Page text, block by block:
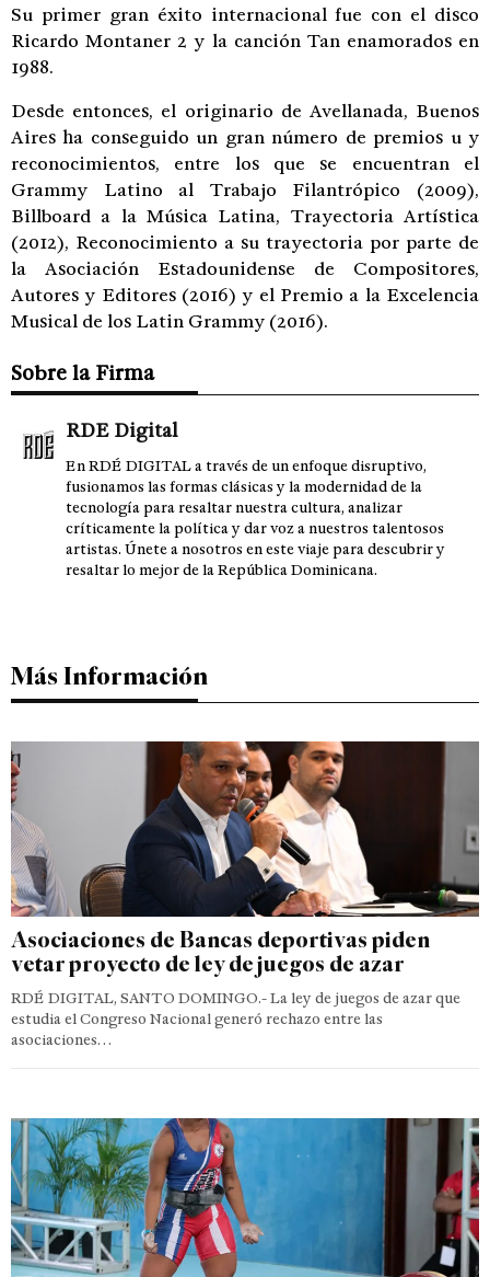
Su primer gran éxito internacional fue con el disco
Ricardo Montaner 2 y la canción Tan enamorados en
1988.
Desde entonces, el originario de Avellanada, Buenos
Aires ha conseguido un gran número de premios u y
reconocimientos, entre los que se encuentran el
Grammy Latino al Trabajo Filantrópico (2009),
Billboard a la Música Latina, Trayectoria Artística
(2012), Reconocimiento a su trayectoria por parte de
la Asociación Estadounidense de Compositores,
Autores y Editores (2016) y el Premio a la Excelencia
Musical de los Latin Grammy (2016).
Sobre la Firma
RDE Digital
En RDÉ DIGITAL a través de un enfoque disruptivo,
fusionamos las formas clásicas y la modernidad de la
tecnología para resaltar nuestra cultura, analizar
críticamente la política y dar voz a nuestros talentosos
artistas. Únete a nosotros en este viaje para descubrir y
resaltar lo mejor de la República Dominicana.
Más Información
Asociaciones de Bancas deportivas piden
vetar proyecto de ley de juegos de azar
RDÉ DIGITAL, SANTO DOMINGO.- La ley de juegos de azar que
estudia el Congreso Nacional generó rechazo entre las
asociaciones…